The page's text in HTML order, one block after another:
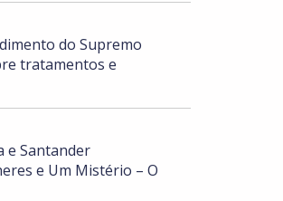
do Supremo
tratamentos e
e Santander
e Um Mistério – O